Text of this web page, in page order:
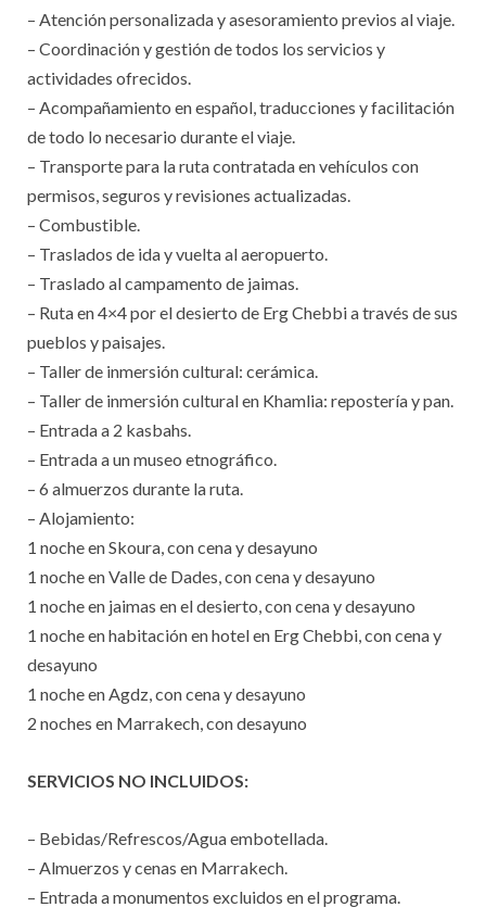
– Atención personalizada y asesoramiento previos al viaje.
– Coordinación y gestión de todos los servicios y
actividades ofrecidos.
– Acompañamiento en español, traducciones y facilitación
de todo lo necesario durante el viaje.
– Transporte para la ruta contratada en vehículos con
permisos, seguros y revisiones actualizadas.
– Combustible.
– Traslados de ida y vuelta al aeropuerto.
– Traslado al campamento de jaimas.
– Ruta en 4×4 por el desierto de Erg Chebbi a través de sus
pueblos y paisajes.
– Taller de inmersión cultural: cerámica.
– Taller de inmersión cultural en Khamlia: repostería y pan.
– Entrada a 2 kasbahs.
– Entrada a un museo etnográfico.
– 6 almuerzos durante la ruta.
– Alojamiento:
1 noche en Skoura, con cena y desayuno
1 noche en Valle de Dades, con cena y desayuno
1 noche en jaimas en el desierto, con cena y desayuno
1 noche en habitación en hotel en Erg Chebbi, con cena y
desayuno
1 noche en Agdz, con cena y desayuno
2 noches en Marrakech, con desayuno
SERVICIOS NO INCLUIDOS:
– Bebidas/Refrescos/Agua embotellada.
– Almuerzos y cenas en Marrakech.
– Entrada a monumentos excluidos en el programa.